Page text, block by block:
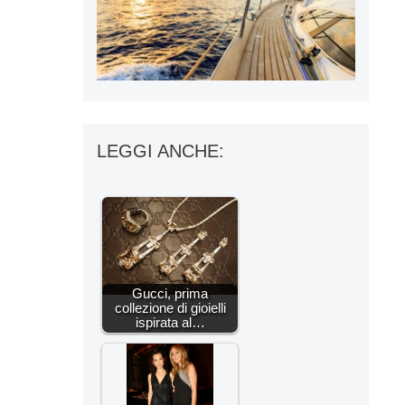
LEGGI ANCHE:
Gucci, prima
collezione di gioielli
ispirata al…